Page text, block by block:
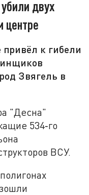
двух
центре
к гибели
Звягель в
"Десна"
534‑го
ВСУ.